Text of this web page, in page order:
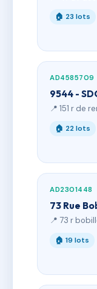
🏠 23 lots
AD4585709
9544 -
📍 151 r de
🏠 22 lots
AD2301448
73 Rue
📍 73 r
🏠 19 lots